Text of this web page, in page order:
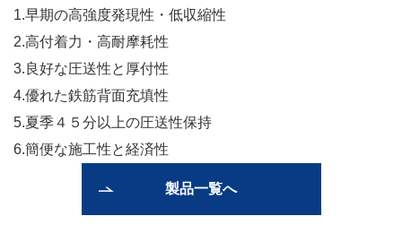
1.早期の高強度発現性・低収縮性
2.高付着力・高耐摩耗性
3.良好な圧送性と厚付性
4.優れた鉄筋背面充填性
5.夏季４５分以上の圧送性保持
6.簡便な施工性と経済性
製品一覧へ